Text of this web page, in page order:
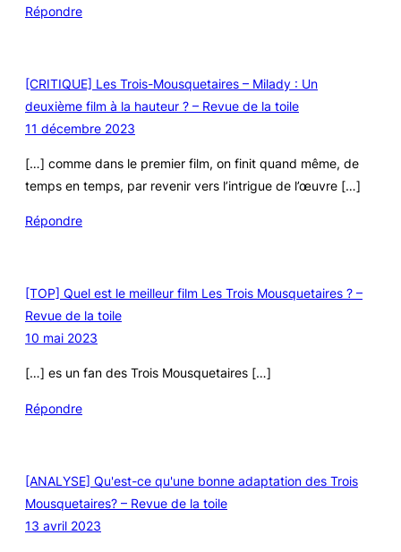
Répondre
[CRITIQUE] Les Trois-Mousquetaires – Milady : Un
deuxième film à la hauteur ? – Revue de la toile
11 décembre 2023
[…] comme dans le premier film, on finit quand même, de
temps en temps, par revenir vers l’intrigue de l’œuvre […]
Répondre
[TOP] Quel est le meilleur film Les Trois Mousquetaires ? –
Revue de la toile
10 mai 2023
[…] es un fan des Trois Mousquetaires […]
Répondre
[ANALYSE] Qu'est-ce qu'une bonne adaptation des Trois
Mousquetaires? – Revue de la toile
13 avril 2023